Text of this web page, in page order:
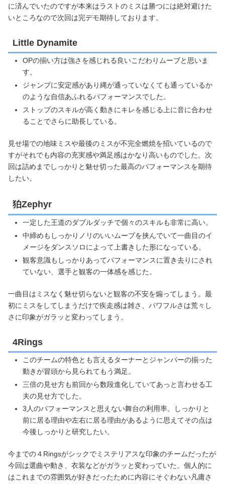
に済んでいたのですが本来はラストのミスは勝つには絶対避けた
いところなので次回は完デモ期待しております。
Little Dynamite
OPの揃い方は強さを感じれる良いこだわりムーブと思いま
す。
ジャンプに安定感があり縄が通っていなくても通っているか
のような自信あふれるパフォーマンスでした。
ストップのスキルが高く動きにキレを感じる上に音に合わせ
ることでさらに助長している。
見せ場での地味ミスや最後のミスが不完全燃焼を招いているので
すがそれでも内容の充実感や満足感はかなり高いものでした。次
回は詰めまでしっかりと魅せ切った最高のパフォーマンスを期待
したい。
狛Zephyr
一定した王道のダブルダッチで個々のスキルも非常に高い。
中締めもしっかりノリのいいムーブを挟んでいて一曲目のイ
メージをダンスソロによって上書きした形になっている。
観客意識もしっかりあってパフォーマンスに置き去りにされ
ていない、選手と観客の一体感を感じた。
一曲目はミスなく魅せ切らないと観客の不安を煽ってしまう。最
初にミスをしてしまうだけで疾走感は雑さ、パワフルさは荒々し
さに印象がガラッと変わってしまう。
4Rings
このチームの特色とも言えるターナーとジャンパーの揃った
動きが冒頭から見られてもう満足。
三倍の見せ方も前回から数段進化していてあっと言わせる工
夫の見せ方でした。
3人のパフォーマンスと思えない舞台の利用率。しっかりと
前に居る理由や左右に居る理由があるように思えてその点は
今後しっかりと研究したい。
今までの４Ringsがシックでミステリアスな印象のチームだったが
今回は選曲や動き、衣装などがガラッと変わっていた。個人的に
はこれまでの雰囲気が好きだったために内容にそぐわない凡庸さ